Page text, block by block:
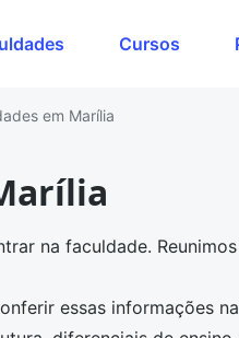
Cursos
em Marília
na faculdade.
essas informações